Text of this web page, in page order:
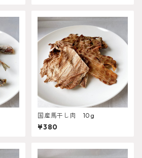
国産馬干し肉 10g
¥380